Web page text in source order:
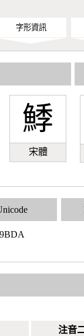
字形資訊
鯚
宋體
9BDA
注音